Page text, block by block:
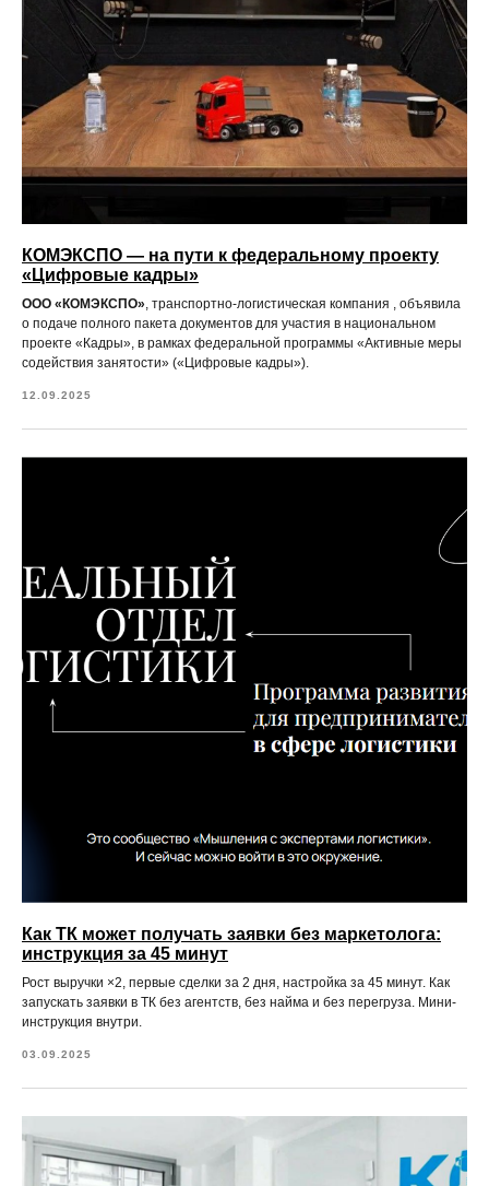
КОМЭКСПО — на пути к федеральному проекту
«Цифровые кадры»
ООО «КОМЭКСПО», транспортно-логистическая компания , объявила
о подаче полного пакета документов для участия в национальном
проекте «Кадры», в рамках федеральной программы «Активные меры
содействия занятости» («Цифровые кадры»).
12.09.2025
Как ТК может получать заявки без маркетолога:
инструкция за 45 минут
Рост выручки ×2, первые сделки за 2 дня, настройка за 45 минут. Как
запускать заявки в ТК без агентств, без найма и без перегруза. Мини-
инструкция внутри.
03.09.2025